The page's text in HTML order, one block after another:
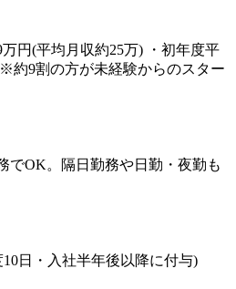
円(平均月収約25万) ・初年度平
約9割の方が未経験からのスター
でOK。隔日勤務や日勤・夜勤も
日・入社半年後以降に付与)